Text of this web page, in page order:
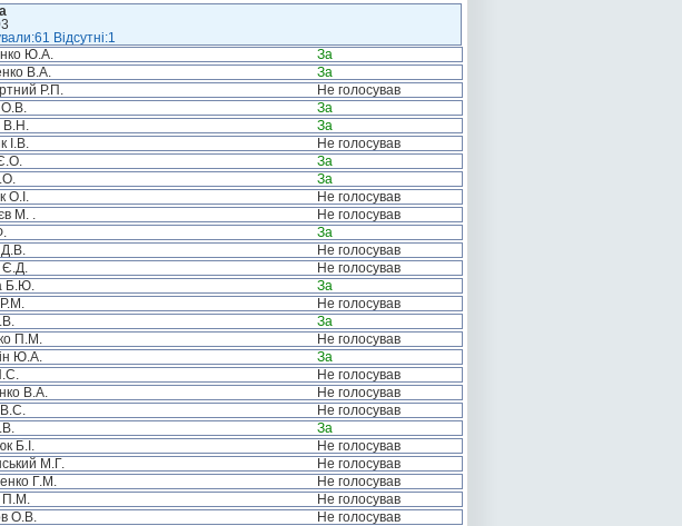
Відсутні:1
Ю.А.
За
В.А.
За
Р.П.
Не голосував
О.В.
За
В.Н.
За
І.В.
Не голосував
За
За
О.І.
Не голосував
М. .
Не голосував
За
Не голосував
Є.Д.
Не голосував
Б.Ю.
За
Не голосував
За
П.М.
Не голосував
Ю.А.
За
Не голосував
В.А.
Не голосував
В.С.
Не голосував
За
Б.І.
Не голосував
М.Г.
Не голосував
Г.М.
Не голосував
П.М.
Не голосував
О.В.
Не голосував